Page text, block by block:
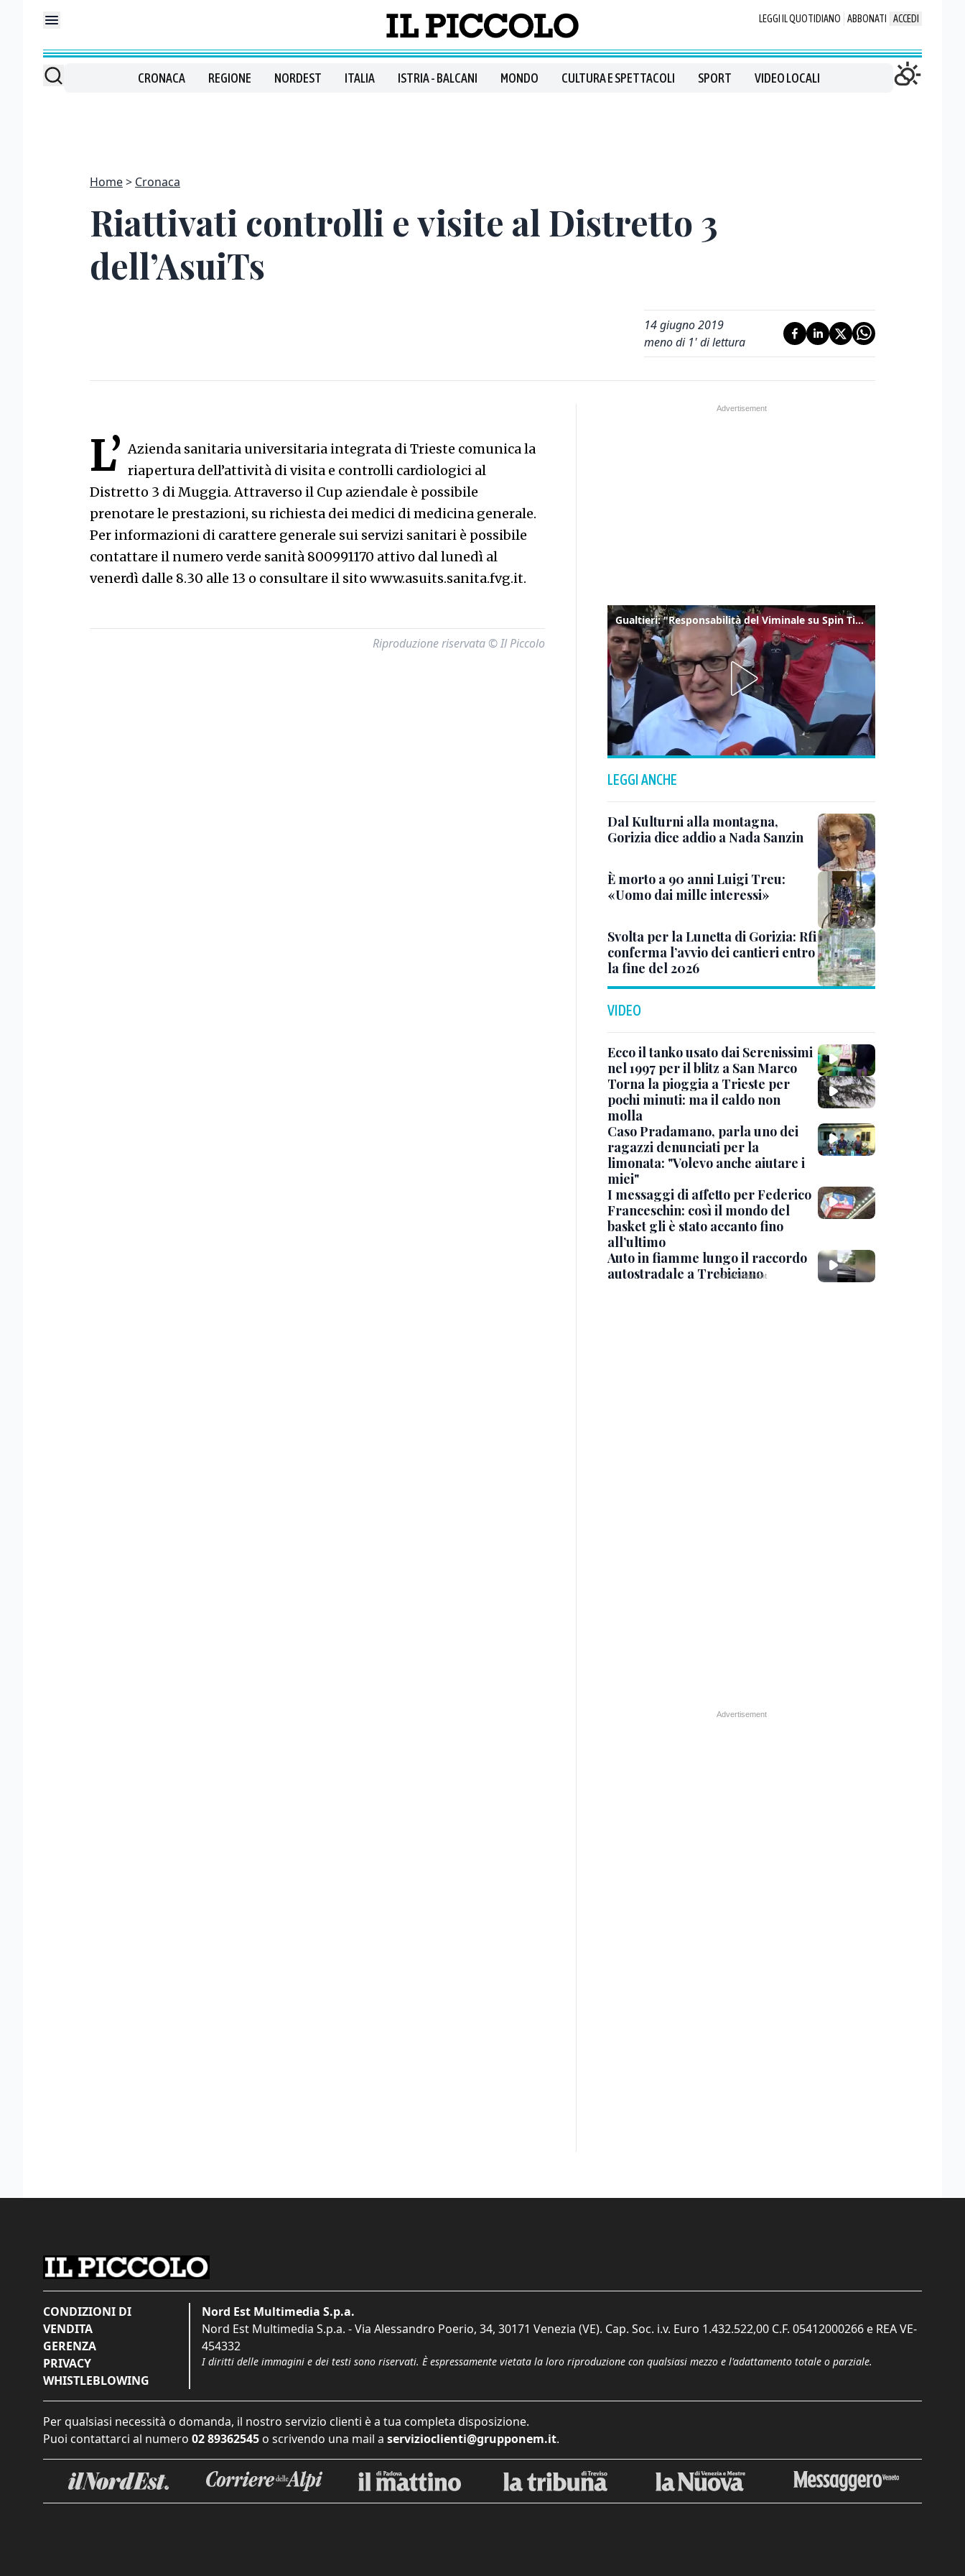
LEGGI IL QUOTIDIANO ABBONATI ACCEDI
CRONACA REGIONE NORDEST ITALIA ISTRIA - BALCANI MONDO CULTURA E SPETTACOLI SPORT VIDEO LOCALI
Home Cronaca
Riattivati controlli e visite al Distretto 3
dell’AsuiTs
14 giugno 2019
meno di 1' di lettura
L’ Azienda sanitaria universitaria integrata di Trieste comunica la
riapertura dell’attività di visita e controlli cardiologici al
Distretto 3 di Muggia. Attraverso il Cup aziendale è possibile
prenotare le prestazioni, su richiesta dei medici di medicina generale.
Per informazioni di carattere generale sui servizi sanitari è possibile
contattare il numero verde sanità 800991170 attivo dal lunedì al
venerdì dalle 8.30 alle 13 o consultare il sito www.asuits.sanita.fvg.it.
Riproduzione riservata © Il Piccolo
Gualtieri: "Responsabilità del Viminale su Spin Time? La posizione dei partiti è nota"
LEGGI ANCHE
Dal Kulturni alla montagna,
Gorizia dice addio a Nada Sanzin
È morto a 90 anni Luigi Treu:
«Uomo dai mille interessi»
Svolta per la Lunetta di Gorizia: Rfi
conferma l’avvio dei cantieri entro
la fine del 2026
VIDEO
Ecco il tanko usato dai Serenissimi
nel 1997 per il blitz a San Marco
Torna la pioggia a Trieste per
pochi minuti: ma il caldo non
molla
Caso Pradamano, parla uno dei
ragazzi denunciati per la
limonata: "Volevo anche aiutare i
miei"
I messaggi di affetto per Federico
Franceschin: così il mondo del
basket gli è stato accanto fino
all’ultimo
Auto in fiamme lungo il raccordo
autostradale a Trebiciano
CONDIZIONI DI
VENDITA
GERENZA
PRIVACY
WHISTLEBLOWING
Nord Est Multimedia S.p.a.
Nord Est Multimedia S.p.a. - Via Alessandro Poerio, 34, 30171 Venezia (VE). Cap. Soc. i.v. Euro 1.432.522,00 C.F. 05412000266 e REA VE-
454332
I diritti delle immagini e dei testi sono riservati. È espressamente vietata la loro riproduzione con qualsiasi mezzo e l'adattamento totale o parziale.
Per qualsiasi necessità o domanda, il nostro servizio clienti è a tua completa disposizione.
Puoi contattarci al numero 02 89362545 o scrivendo una mail a servizioclienti@grupponem.it.